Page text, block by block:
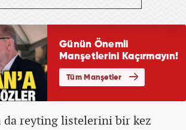
da reyting listelerini bir kez